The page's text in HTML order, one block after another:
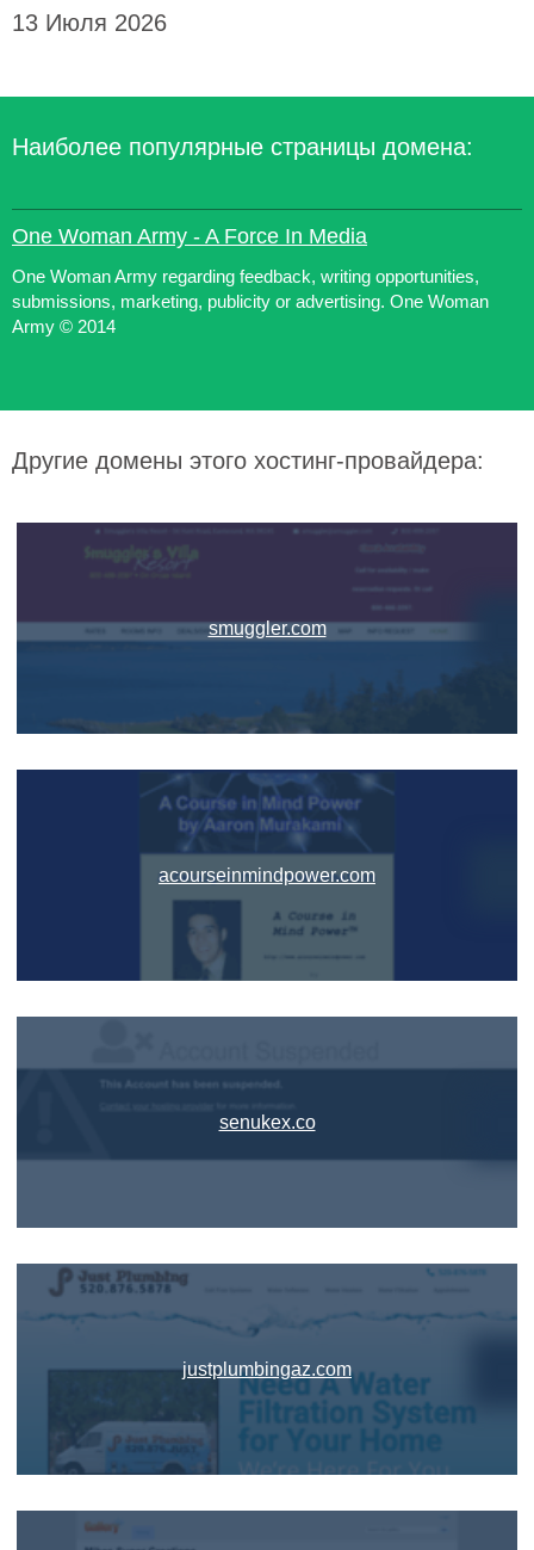
13 Июля 2026
Наиболее популярные страницы домена:
One Woman Army - A Force In Media
One Woman Army regarding feedback, writing opportunities,
submissions, marketing, publicity or advertising. One Woman
Army © 2014
Другие домены этого хостинг-провайдера:
smuggler.com
acourseinmindpower.com
senukex.co
justplumbingaz.com